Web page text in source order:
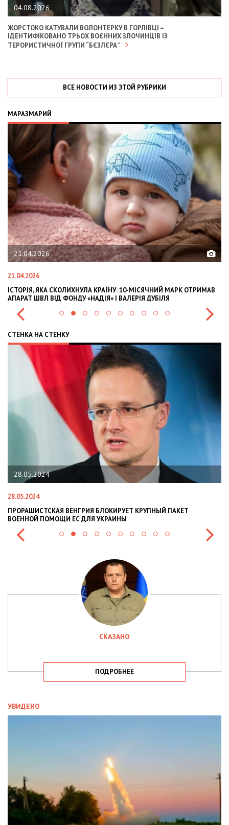
04.08.2026
ЖОРСТОКО КАТУВАЛИ ВОЛОНТЕРКУ В ГОРЛІВЦІ –
ІДЕНТИФІКОВАНО ТРЬОХ ВОЄННИХ ЗЛОЧИНЦІВ ІЗ
ТЕРОРИСТИЧНОЇ ГРУПИ “БЄЗЛЄРА”
ВСЕ НОВОСТИ ИЗ ЭТОЙ РУБРИКИ
МАРАЗМАРИЙ
КРАЇНУ: 10-МІСЯЧНИЙ МАРК ОТРИМАВ
«НАДІЯ» І ВАЛЕРІЯ ДУБІЛЯ
02.02.2026
OLEKSII ABASOV: HOW
INTERNATIONAL
СТЕНКА НА СТЕНКУ
ВЕНГРИЯ БЛОКИРУЕТ КРУПНЫЙ ПАКЕТ
ЕС ДЛЯ УКРАИНЫ
НАЦПОЛІЦІЯ
СКАЗАНО
ПОДРОБНЕЕ
УВИДЕНО